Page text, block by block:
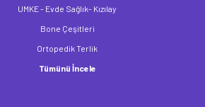
UMKE - Evde Sağlık- Kızılay
Bone Çeşitleri
Ortopedik Terlik
Tümünü İncele